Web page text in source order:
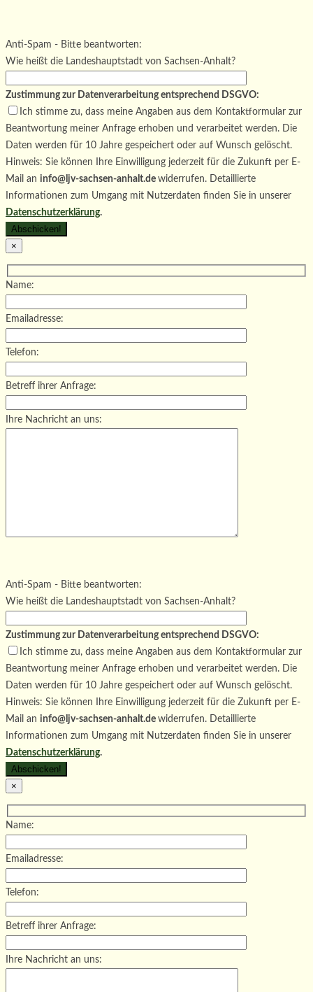
Bitte lasse dieses Feld leer.
Anti-Spam - Bitte beantworten:
Wie heißt die Landeshauptstadt von Sachsen-Anhalt?
Zustimmung zur Datenverarbeitung entsprechend DSGVO:
Ich stimme zu, dass meine Angaben aus dem Kontaktformular zur
Beantwortung meiner Anfrage erhoben und verarbeitet werden. Die
Daten werden für 10 Jahre gespeichert oder auf Wunsch gelöscht.
Hinweis: Sie können Ihre Einwilligung jederzeit für die Zukunft per E-
Mail an info@ljv-sachsen-anhalt.de widerrufen. Detaillierte
Informationen zum Umgang mit Nutzerdaten finden Sie in unserer
Datenschutzerklärung.
×
Name:
Emailadresse:
Telefon:
Betreff ihrer Anfrage:
Ihre Nachricht an uns:
Bitte lasse dieses Feld leer.
Anti-Spam - Bitte beantworten:
Wie heißt die Landeshauptstadt von Sachsen-Anhalt?
Zustimmung zur Datenverarbeitung entsprechend DSGVO:
Ich stimme zu, dass meine Angaben aus dem Kontaktformular zur
Beantwortung meiner Anfrage erhoben und verarbeitet werden. Die
Daten werden für 10 Jahre gespeichert oder auf Wunsch gelöscht.
Hinweis: Sie können Ihre Einwilligung jederzeit für die Zukunft per E-
Mail an info@ljv-sachsen-anhalt.de widerrufen. Detaillierte
Informationen zum Umgang mit Nutzerdaten finden Sie in unserer
Datenschutzerklärung.
×
Name:
Emailadresse:
Telefon:
Betreff ihrer Anfrage:
Ihre Nachricht an uns: